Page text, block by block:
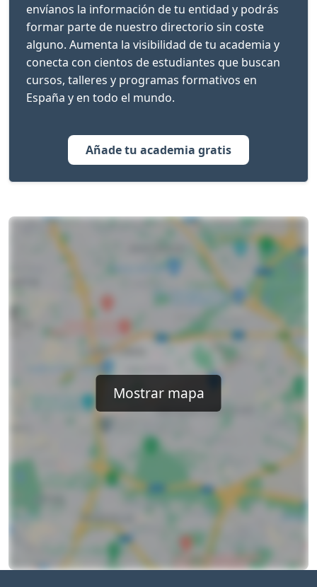
envíanos la información de tu entidad y podrás
formar parte de nuestro directorio sin coste
alguno. Aumenta la visibilidad de tu academia y
conecta con cientos de estudiantes que buscan
cursos, talleres y programas formativos en
España y en todo el mundo.
Añade tu academia gratis
Mostrar mapa